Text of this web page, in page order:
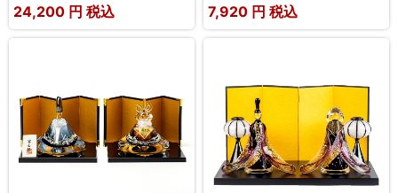
24,200 円 税込 7,920 円 税込